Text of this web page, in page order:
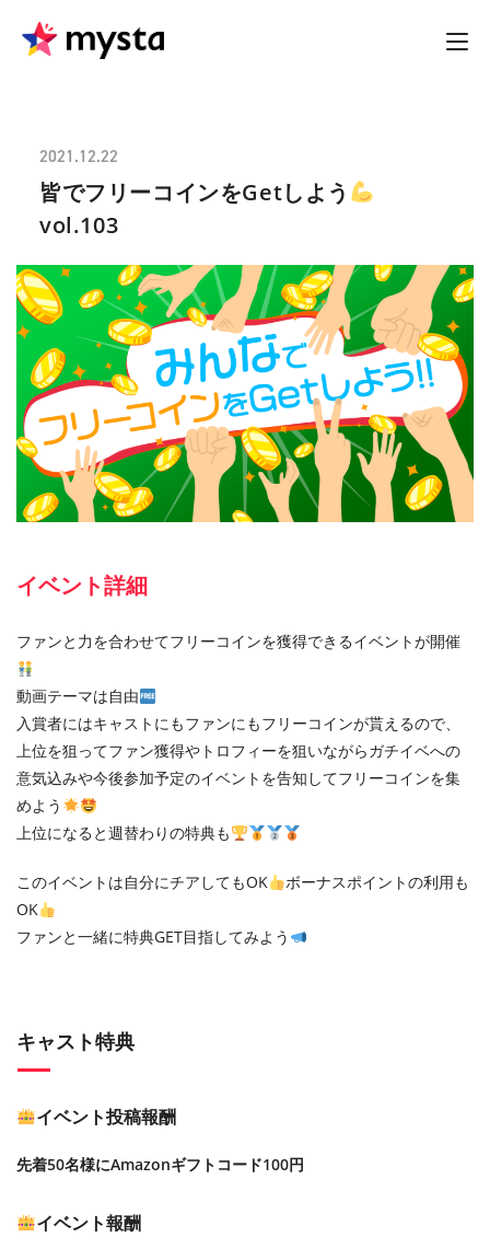
2021.12.22
皆でフリーコインをGetしよう
vol.103
イベント詳細
ファンと力を合わせてフリーコインを獲得できるイベントが開催
動画テーマは自由
入賞者にはキャストにもファンにもフリーコインが貰えるので、
上位を狙ってファン獲得やトロフィーを狙いながらガチイベへの
意気込みや今後参加予定のイベントを告知してフリーコインを集
めよう
上位になると週替わりの特典も
このイベントは自分にチアしてもOK
ボーナスポイントの利用も
OK
ファンと一緒に特典GET目指してみよう
キャスト特典
イベント投稿報酬
先着50名様にAmazonギフトコード100円
イベント報酬